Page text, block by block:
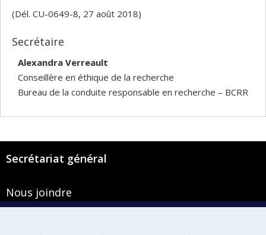
(Dél. CU-0649-8, 27 août 2018)
Secrétaire
Alexandra Verreault
Conseillère en éthique de la recherche
Bureau de la conduite responsable en recherche – BCRR
Secrétariat général
Nous joindre